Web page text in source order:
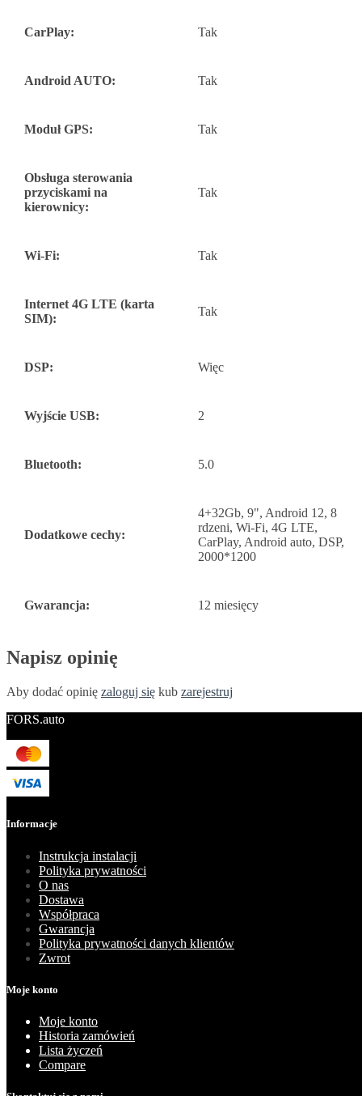
CarPlay: Tak
Android AUTO: Tak
Moduł GPS: Tak
Obsługa sterowania
przyciskami na
kierownicy:
Tak
Wi-Fi: Tak
Internet 4G LTE (karta
SIM):
Tak
DSP: Więc
Wyjście USB: 2
Bluetooth: 5.0
Dodatkowe cechy:
4+32Gb, 9", Android 12, 8
rdzeni, Wi-Fi, 4G LTE,
CarPlay, Android auto, DSP,
2000*1200
Gwarancja: 12 miesięcy
Napisz opinię
Aby dodać opinię zaloguj się kub zarejestruj
FORS.auto
Informacje
Instrukcja instalacji
Polityka prywatności
O nas
Dostawa
Współpraca
Gwarancja
Polityka prywatności danych klientów
Zwrot
Moje konto
Moje konto
Historia zamówień
Lista życzeń
Compare